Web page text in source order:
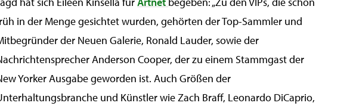
in der Menge gesichtet wurden, gehörten der Top-Sammler und
der Neuen Galerie, Ronald Lauder, sowie der
Anderson Cooper, der zu einem Stammgast der
Yorker Ausgabe geworden ist. Auch Größen der
und Künstler wie Zach Braff, Leonardo DiCaprio,